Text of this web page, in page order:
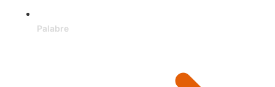
Palabre